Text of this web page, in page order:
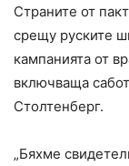
Страните от
срещу руските
кампанията от
включваща
Столтенберг.
„Бяхме